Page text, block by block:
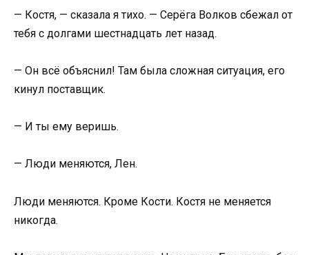
— Костя, — сказала я тихо. — Серёга Волков сбежал от
тебя с долгами шестнадцать лет назад.
— Он всё объяснил! Там была сложная ситуация, его
кинул поставщик.
— И ты ему веришь.
— Люди меняются, Лен.
Люди меняются. Кроме Кости. Костя не меняется
никогда.